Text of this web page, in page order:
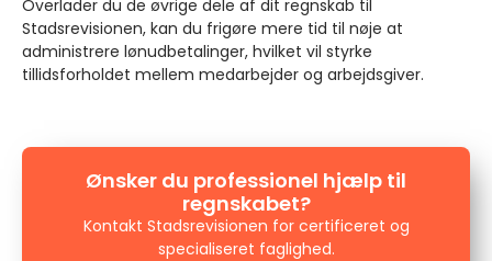
Overlader du de øvrige dele af dit regnskab til
Stadsrevisionen, kan du frigøre mere tid til nøje at
administrere lønudbetalinger, hvilket vil styrke
tillidsforholdet mellem medarbejder og arbejdsgiver.
Ønsker du professionel hjælp til
regnskabet?
Kontakt Stadsrevisionen for certificeret og
specialiseret faglighed.